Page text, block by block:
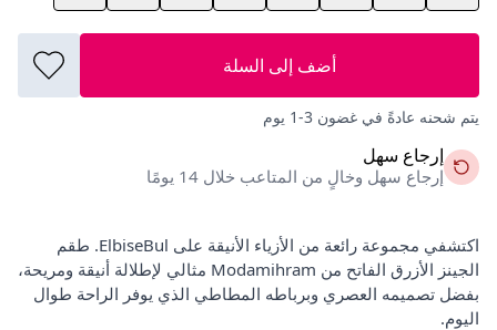
أضف إلى السلة
يتم شحنه عادةً في غضون 3-1 يوم
إرجاع سهل
إرجاع سهل وخالٍ من المتاعب خلال 14 يومًا
اكتشفي مجموعة رائعة من الأزياء الأنيقة على ElbiseBul. طقم
الجينز الأزرق الفاتح من Modamihram مثالي لإطلالة أنيقة ومريحة،
بفضل تصميمه العصري وبرباطه المطاطي الذي يوفر الراحة طوال
اليوم.